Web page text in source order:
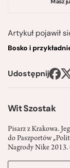
Wit Szostak
Pisarz z Krakowa.
do Paszportów
Nagrody Nike 2013.
Artykuł pojawił
Bosko i
Udostępnij